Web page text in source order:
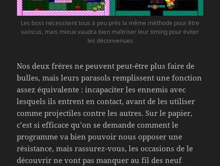
Les boss nécessitent tous à peu près la même méthode pour être
vaincus, mais mieux vaudra bien maîtriser leur timing pour éviter
les déconvenues
Nos deux frères ne peuvent peut-être plus faire de
bulles, mais leurs parasols remplissent une fonction
assez équivalente : incapaciter les ennemis avec
lesquels ils entrent en contact, avant de les utiliser
comme projectiles contre les autres. Sur le papier,
c’est si efficace qu’on se demande comment le
programme va bien pouvoir nous opposer une
résistance, mais rassurez-vous, les occasions de le
découvrir ne vont pas manquer au fil des neuf